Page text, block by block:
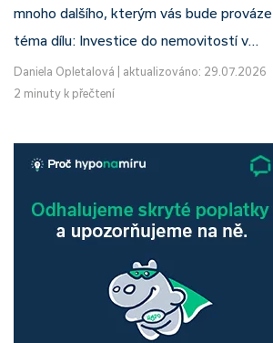
mnoho dalšího, kterým vás bude
téma dílu: Investice do nemovitostí v…
Daniela Opletalová
aktualizováno: 29.07.2026
2 minuty k přečtení